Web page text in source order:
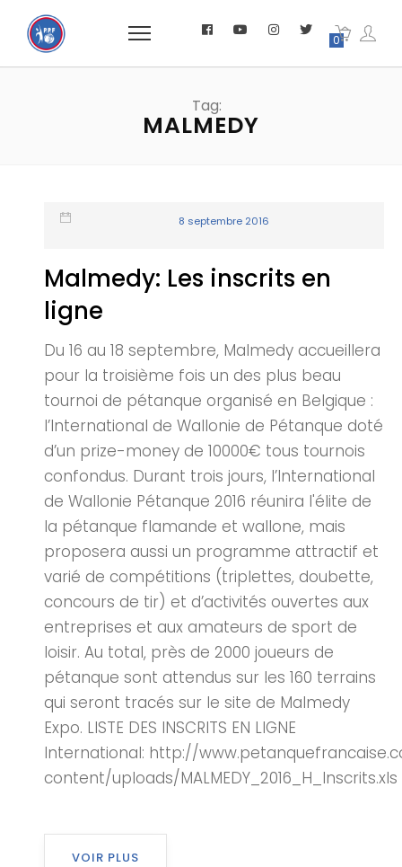
0
Tag:
MALMEDY
8 septembre 2016
Malmedy: Les inscrits en
ligne
Du 16 au 18 septembre, Malmedy accueillera
pour la troisième fois un des plus beau
tournoi de pétanque organisé en Belgique :
l’International de Wallonie de Pétanque doté
d’un prize-money de 10000€ tous tournois
confondus. Durant trois jours, l’International
de Wallonie Pétanque 2016 réunira l'élite de
la pétanque flamande et wallone, mais
proposera aussi un programme attractif et
varié de compétitions (triplettes, doubette,
concours de tir) et d’activités ouvertes aux
entreprises et aux amateurs de sport de
loisir. Au total, près de 2000 joueurs de
pétanque sont attendus sur les 160 terrains
qui seront tracés sur le site de Malmedy
Expo. LISTE DES INSCRITS EN LIGNE
International: http://
content/uploads/MALMEDY_2016_H_Inscrits.xls
VOIR PLUS